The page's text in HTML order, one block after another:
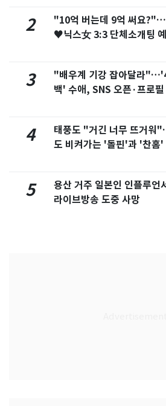
2
"10억 버는데 9억 써요
♥닉스女 3:3 단체소개팅
3
"배우계 기강 잡아달라
백' 수애, SNS 오픈·프로필
4
태풍도 "거긴 너무 뜨거워
도 비켜가는 '돌핀'과 '찬홈'
5
용산 거주 일본인 인플루언
라이브방송 도중 사망